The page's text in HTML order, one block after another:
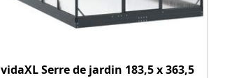
vidaXL Serre de jardin 183,5 x 363,5